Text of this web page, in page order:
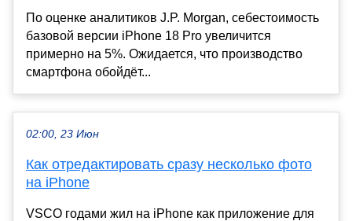
По оценке аналитиков J.P. Morgan, себестоимость
базовой версии iPhone 18 Pro увеличится
примерно на 5%. Ожидается, что производство
смартфона обойдёт...
02:00, 23 Июн
Как отредактировать сразу несколько фото
на iPhone
VSCO годами жил на iPhone как приложение для